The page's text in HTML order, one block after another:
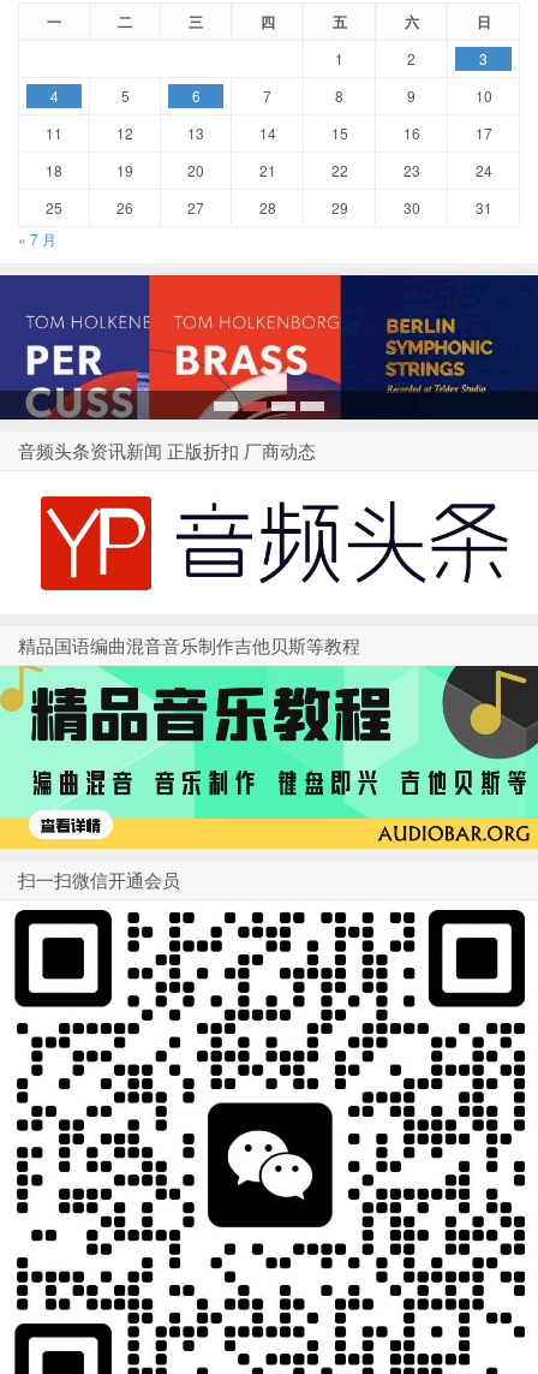
一 二 三 四 五 六 日
1 2
3
4
5 6 7 8 9
10
11
12 13 14 15 16
17
18
19 20 21 22 23
24
25
26 27 28 29 30
31
« 7 月
音频头条资讯新闻 正版折扣 厂商动态
精品国语编曲混音音乐制作吉他贝斯等教程
扫一扫微信开通会员